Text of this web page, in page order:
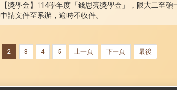
【獎學金】114學年度「錢思亮獎學金」，限大二至
申請文件至系辦，逾時不收件。
2 3 4 5 上一頁 下一頁 最後